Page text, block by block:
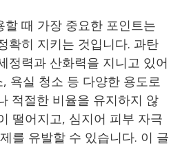
할 때 가장 중요한 포인트는
확히 지키는 것입니다. 과탄
정력과 산화력을 지니고 있어
욕실 청소 등 다양한 용도로
적절한 비율을 유지하지 않
떨어지고, 심지어 피부 자극
를 유발할 수 있습니다. 이 글